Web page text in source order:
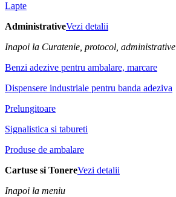
Lapte
AdministrativeVezi detalii
Inapoi la Curatenie, protocol, administrative
Benzi adezive pentru ambalare, marcare
Dispensere industriale pentru banda adeziva
Prelungitoare
Signalistica si tabureti
Produse de ambalare
Cartuse si TonereVezi detalii
Inapoi la meniu